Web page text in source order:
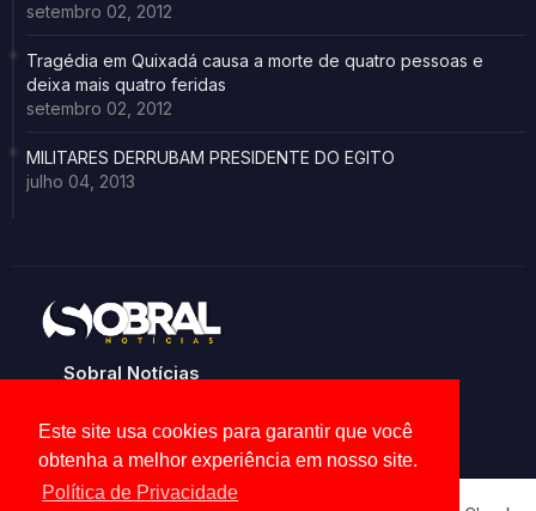
Este site usa cookies para garantir que você
obtenha a melhor experiência em nosso site.
Política de Privacidade
setembro 02, 2012
Tragédia em Quixadá causa a morte de quatro pessoas e
deixa mais quatro feridas
setembro 02, 2012
MILITARES DERRUBAM PRESIDENTE DO EGITO
julho 04, 2013
Sobral Notícias